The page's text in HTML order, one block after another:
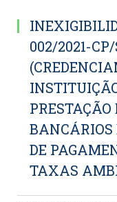
002/2021-
PRESTAÇÃO
BANCÁRIOS
DE
TAXAS